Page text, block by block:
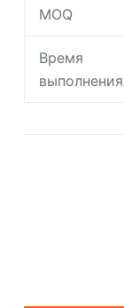
MOQ
Время
выполнения